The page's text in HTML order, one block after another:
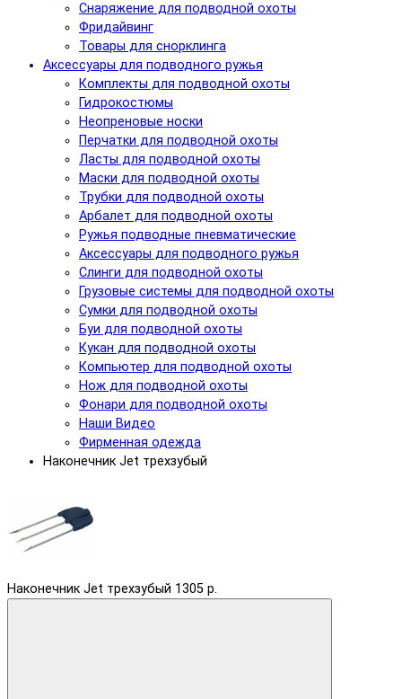
Снаряжение для подводной охоты
Фридайвинг
Товары для снорклинга
Аксессуары для подводного ружья
Комплекты для подводной охоты
Гидрокостюмы
Неопреновые носки
Перчатки для подводной охоты
Ласты для подводной охоты
Маски для подводной охоты
Трубки для подводной охоты
Арбалет для подводной охоты
Ружья подводные пневматические
Аксессуары для подводного ружья
Слинги для подводной охоты
Грузовые системы для подводной охоты
Сумки для подводной охоты
Буи для подводной охоты
Кукан для подводной охоты
Компьютер для подводной охоты
Нож для подводной охоты
Фонари для подводной охоты
Наши Видео
Фирменная одежда
Наконечник Jet трехзубый
Наконечник Jet трехзубый 1305 р.